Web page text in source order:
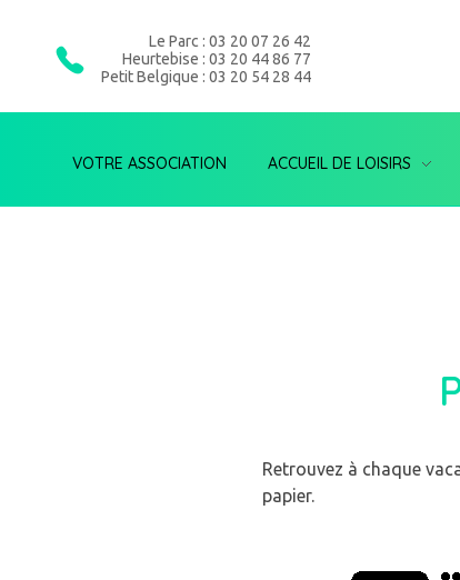
Le Parc : 03 20 07 26 42
Heurtebise : 03 20 44 86 77
Petit Belgique : 03 20 54 28 44
VOTRE ASSOCIATION ACCUEIL DE LOISIRS
Retrouvez à chaque
papier.